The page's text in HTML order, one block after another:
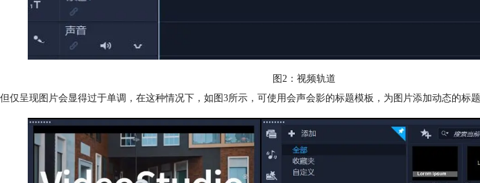
图2：视频轨道
但仅呈现图片会显得过于单调，在这种情况下，如图3所示，可使用会声会影的标题模板，为图片添加动态的标题